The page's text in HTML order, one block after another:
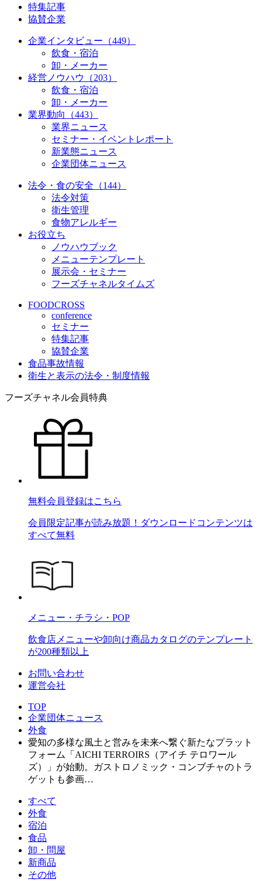
特集記事
協賛企業
企業インタビュー（449）
飲食・宿泊
卸・メーカー
経営ノウハウ（203）
飲食・宿泊
卸・メーカー
業界動向（443）
業界ニュース
セミナー・イベントレポート
新業態ニュース
企業団体ニュース
法令・食の安全（144）
法令対策
衛生管理
食物アレルギー
お役立ち
ノウハウブック
メニューテンプレート
展示会・セミナー
フーズチャネルタイムズ
FOODCROSS
conference
セミナー
特集記事
協賛企業
食品事故情報
衛生と表示の法令・制度情報
フーズチャネル会員特典
無料会員登録はこちら
会員限定記事が読み放題！ダウンロードコンテンツは
すべて無料
メニュー・チラシ・POP
飲食店メニューや卸向け商品カタログのテンプレート
が200種類以上
お問い合わせ
運営会社
TOP
企業団体ニュース
外食
愛知の多様な風土と営みを未来へ繋ぐ新たなプラット
フォーム「AICHI TERROIRS（アイチ テロワール
ズ）」が始動。ガストロノミック・コンブチャのトラ
ゲットも参画…
すべて
外食
宿泊
食品
卸・問屋
新商品
その他